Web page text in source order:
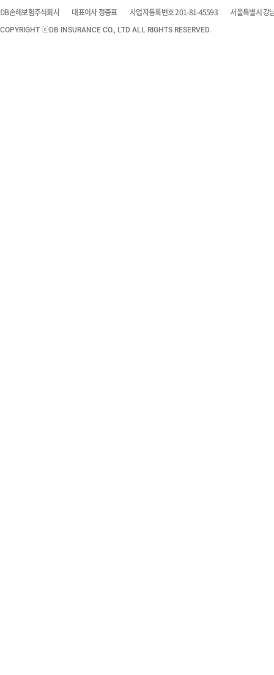
DB손해보험주식회사 대표이사 정종표 사업자등록번호 201-81-45593 서울특별시 강
COPYRIGHT ⓒDB INSURANCE CO., LTD ALL RIGHTS RESERVED.